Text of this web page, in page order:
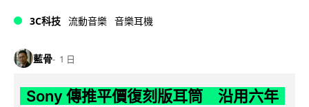
3C科技 流動音樂 音樂耳機
藍骨 1 日
Sony 傳推平價復刻版耳筒 沿用六年